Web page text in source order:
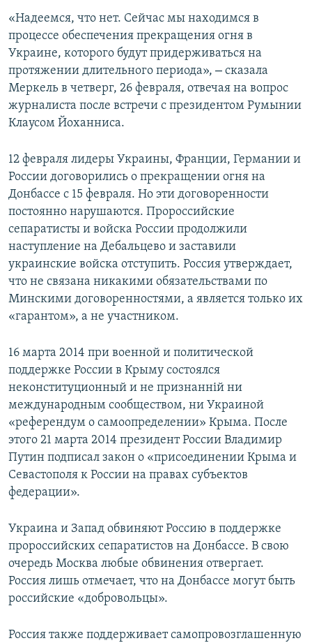
«Надеемся, что нет. Сейчас мы находимся в
процессе обеспечения прекращения огня в
Украине, которого будут придерживаться на
протяжении длительного периода», – сказала
Меркель в четверг, 26 февраля, отвечая на вопрос
журналиста после встречи с президентом Румынии
Клаусом Йоханниса.
12 февраля лидеры Украины, Франции, Германии и
России договорились о прекращении огня на
Донбассе с 15 февраля. Но эти договоренности
постоянно нарушаются. Пророссийские
сепаратисты и войска России продолжили
наступление на Дебальцево и заставили
украинские войска отступить. Россия утверждает,
что не связана никакими обязательствами по
Минскими договоренностями, а является только их
«гарантом», а не участником.
16 марта 2014 при военной и политической
поддержке России в Крыму состоялся
неконституционный и не признанній ни
международным сообществом, ни Украиной
«референдум о самоопределении» Крыма. После
этого 21 марта 2014 президент России Владимир
Путин подписал закон о «присоединении Крыма и
Севастополя к России на правах субъектов
федерации».
Украина и Запад обвиняют Россию в поддержке
пророссийских сепаратистов на Донбассе. В свою
очередь Москва любые обвинения отвергает.
Россия лишь отмечает, что на Донбассе могут быть
российские «добровольцы».
Россия также поддерживает самопровозглашенную